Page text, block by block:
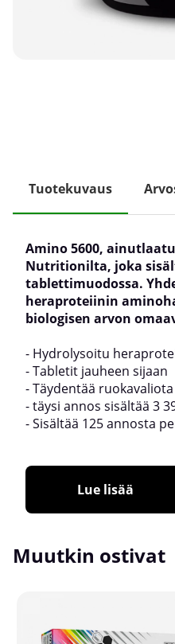
Tuotekuvaus
Amino 5600,
Nutritionilta, joka
tablettimuodossa.
heraproteiinin
biologisen arvon
- Hydrolysoitu
- Tabletit jauheen sijaan
- Täydentää
- täysi annos sisältää 3
- Sisältää 125 annosta
Lue lisää
Muutkin ostivat